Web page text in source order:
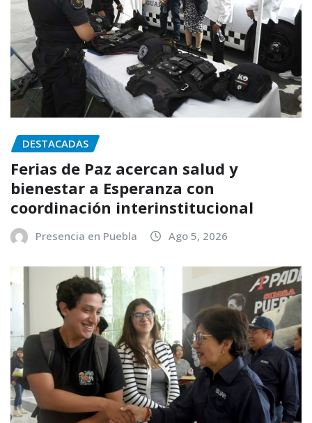
DESTACADAS
Ferias de Paz acercan salud y
bienestar a Esperanza con
coordinación interinstitucional
Presencia en Puebla Ago 5, 2026